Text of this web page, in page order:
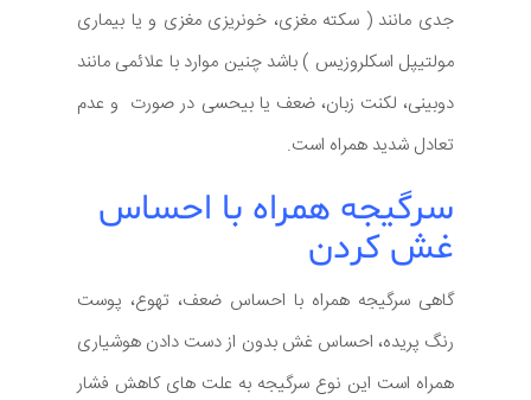
جدی مانند ( سکته مغزی، خونریزی مغزی و یا بیماری
مولتیپل اسکلروزیس ) باشد چنین موارد با علائمی مانند
دوبینی، لکنت زبان، ضعف یا بیحسی در صورت و عدم
تعادل شدید همراه است.
سرگیجه همراه با احساس
غش کردن
گاهی سرگیجه همراه با احساس ضعف، تهوع، پوست
رنگ پریده، احساس غش بدون از دست دادن هوشیاری
همراه است این نوع سرگیجه به علت های کاهش فشار